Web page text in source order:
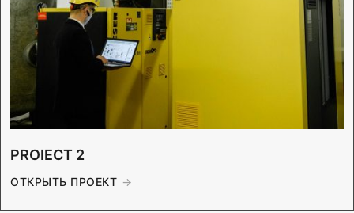
PROIECT 2
ОТКРЫТЬ ПРОЕКТ